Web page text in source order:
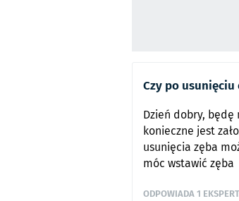
Czy po
Dzień dobry,
konieczne jest
usunięcia zęba
móc wstawić zęba
ODPOWIADA1